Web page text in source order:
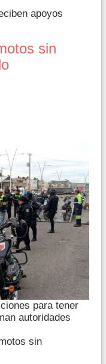
apoyos
sin
para tener
autoridades
sin